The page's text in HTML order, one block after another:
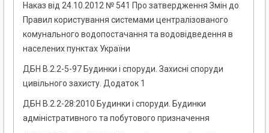
Наказ від 24.10.2012 № 541 Про затвердження Змін до
Правил користування системами централізованого
комунального водопостачання та водовідведення в
населених пунктах України
ДБН В.2.2-5-97 Будинки і споруди. Захисні споруди
цивільного захисту. Додаток 1
ДБН В.2.2-28:2010 Будинки і споруди. Будинки
адміністративного та побутового призначення